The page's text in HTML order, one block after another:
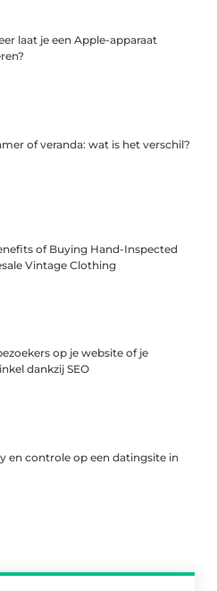
laat je een Apple-apparaat
of veranda: wat is het verschil?
of Buying Hand-Inspected
Vintage Clothing
op je website of je
dankzij SEO
en controle op een datingsite in